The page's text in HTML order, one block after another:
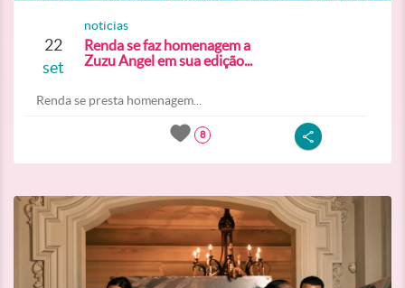
22
set
noticias
Renda se faz homenagem a
Zuzu Angel em sua edição...
Renda se presta homenagem...
8